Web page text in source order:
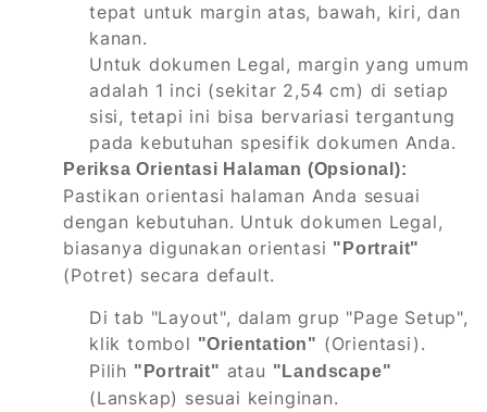
tepat untuk margin atas, bawah, kiri, dan
kanan.
Untuk dokumen Legal, margin yang umum
adalah 1 inci (sekitar 2,54 cm) di setiap
sisi, tetapi ini bisa bervariasi tergantung
pada kebutuhan spesifik dokumen Anda.
Periksa Orientasi Halaman (Opsional):
Pastikan orientasi halaman Anda sesuai
dengan kebutuhan. Untuk dokumen Legal,
biasanya digunakan orientasi "Portrait"
(Potret) secara default.
Di tab "Layout", dalam grup "Page Setup",
klik tombol "Orientation" (Orientasi).
Pilih "Portrait" atau "Landscape"
(Lanskap) sesuai keinginan.